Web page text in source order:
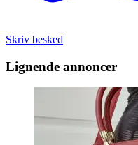
Skriv besked
Lignende annoncer